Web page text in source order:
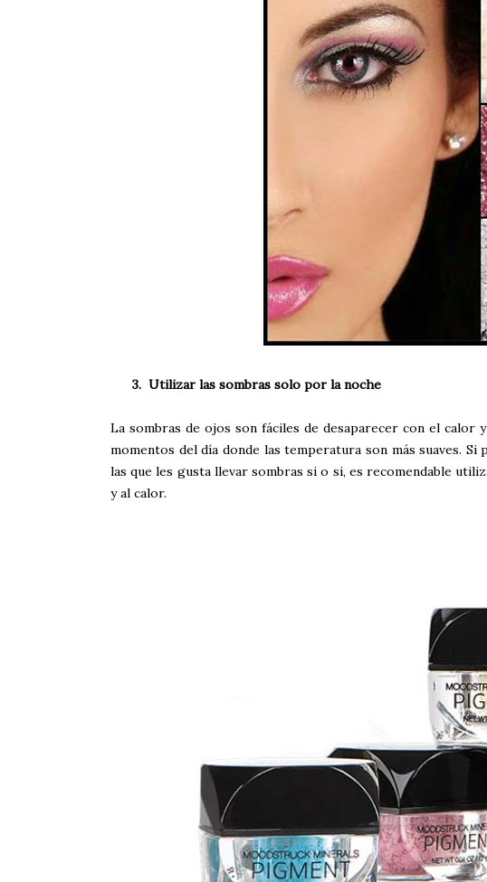
3. Utilizar las sombras solo por la noche
La sombras de ojos son fáciles de desaparecer con el
momentos del día donde las temperatura son más suaves.
las que les gusta llevar sombras si o si, es recomendable
y al calor.